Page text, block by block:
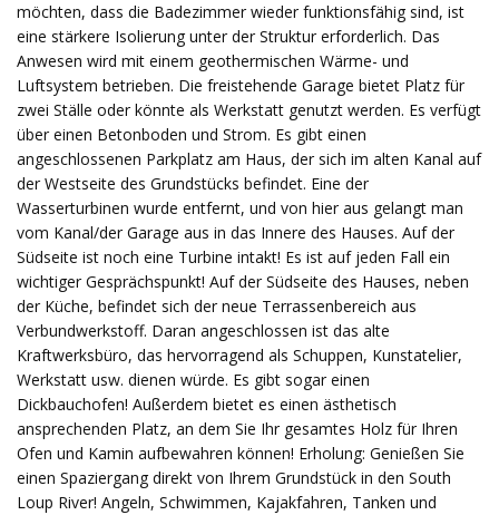
möchten, dass die Badezimmer wieder funktionsfähig sind, ist
eine stärkere Isolierung unter der Struktur erforderlich. Das
Anwesen wird mit einem geothermischen Wärme- und
Luftsystem betrieben. Die freistehende Garage bietet Platz für
zwei Ställe oder könnte als Werkstatt genutzt werden. Es verfügt
über einen Betonboden und Strom. Es gibt einen
angeschlossenen Parkplatz am Haus, der sich im alten Kanal auf
der Westseite des Grundstücks befindet. Eine der
Wasserturbinen wurde entfernt, und von hier aus gelangt man
vom Kanal/der Garage aus in das Innere des Hauses. Auf der
Südseite ist noch eine Turbine intakt! Es ist auf jeden Fall ein
wichtiger Gesprächspunkt! Auf der Südseite des Hauses, neben
der Küche, befindet sich der neue Terrassenbereich aus
Verbundwerkstoff. Daran angeschlossen ist das alte
Kraftwerksbüro, das hervorragend als Schuppen, Kunstatelier,
Werkstatt usw. dienen würde. Es gibt sogar einen
Dickbauchofen! Außerdem bietet es einen ästhetisch
ansprechenden Platz, an dem Sie Ihr gesamtes Holz für Ihren
Ofen und Kamin aufbewahren können! Erholung: Genießen Sie
einen Spaziergang direkt von Ihrem Grundstück in den South
Loup River! Angeln, Schwimmen, Kajakfahren, Tanken und